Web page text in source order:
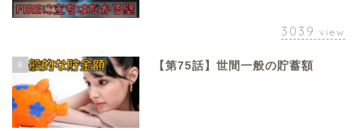
3039 view
8 【第75話】世間一般の貯蓄額